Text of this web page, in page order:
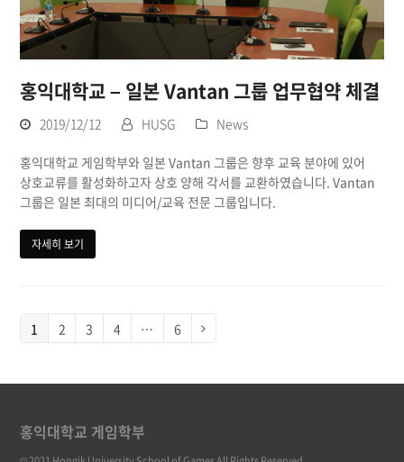
홍익대학교 – 일본 Vantan 그룹 업무협약 체결
2019/12/12 HUSG News
홍익대학교 게임학부와 일본 Vantan 그룹은 향후 교육 분야에 있어
상호교류를 활성화하고자 상호 양해 각서를 교환하였습니다. Vantan
그룹은 일본 최대의 미디어/교육 전문 그룹입니다.
자세히 보기
Page
1 Page
2 Page
3 Page
4 … Page
6
홍익대학교 게임학부